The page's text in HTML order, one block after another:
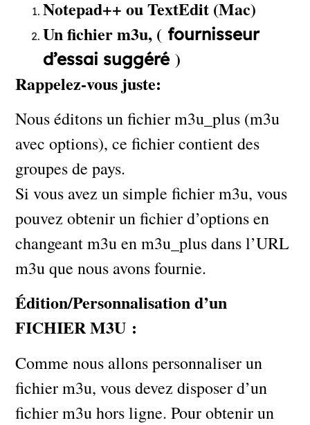
Notepad++ ou TextEdit (Mac)
Un fichier m3u, ( fournisseur
d’essai suggéré )
Rappelez-vous juste:
Nous éditons un fichier m3u_plus (m3u
avec options), ce fichier contient des
groupes de pays.
Si vous avez un simple fichier m3u, vous
pouvez obtenir un fichier d’options en
changeant m3u en m3u_plus dans l’URL
m3u que nous avons fournie.
Édition/Personnalisation d’un
FICHIER M3U :
Comme nous allons personnaliser un
fichier m3u, vous devez disposer d’un
fichier m3u hors ligne. Pour obtenir un